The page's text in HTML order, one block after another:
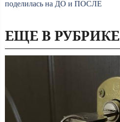
поделилась на ДО и ПОСЛЕ
ЕЩЕ В РУБРИКЕ